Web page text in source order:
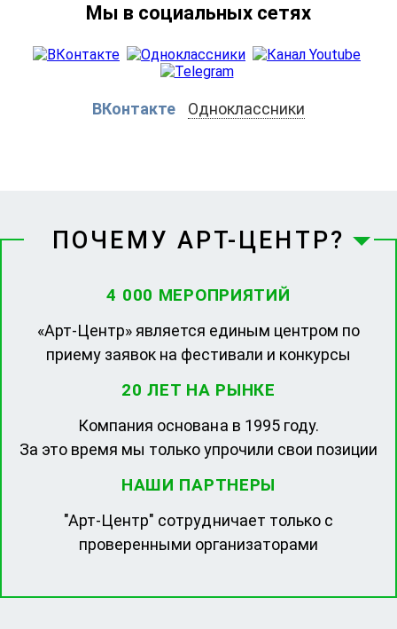
Мы в социальных сетях
ВКонтакте Одноклассники
ПОЧЕМУ АРТ-ЦЕНТР?
4 000 МЕРОПРИЯТИЙ
«Арт-Центр» является единым центром по
приему заявок на фестивали и конкурсы
20 ЛЕТ НА РЫНКЕ
Компания основана в 1995 году.
За это время мы только упрочили свои позиции
НАШИ ПАРТНЕРЫ
"Арт-Центр" сотрудничает только с
проверенными организаторами